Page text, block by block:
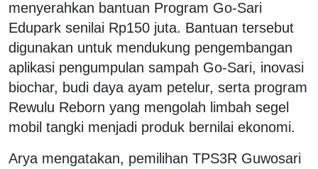
menyerahkan bantuan Program Go-Sari
Edupark senilai Rp150 juta. Bantuan tersebut
digunakan untuk mendukung pengembangan
aplikasi pengumpulan sampah Go-Sari, inovasi
biochar, budi daya ayam petelur, serta program
Rewulu Reborn yang mengolah limbah segel
mobil tangki menjadi produk bernilai ekonomi.
Arya mengatakan, pemilihan TPS3R Guwosari